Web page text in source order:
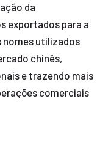
da
exportados para a
nomes utilizados
chinês,
e trazendo mais
comerciais